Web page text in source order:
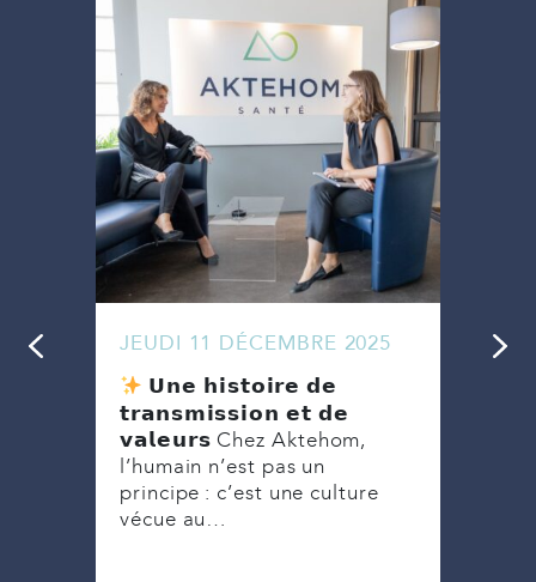
JEUDI 11 DÉCEMBRE 2025
𝗨𝗻𝗲 𝗵𝗶𝘀𝘁𝗼𝗶𝗿𝗲 𝗱𝗲
𝘁𝗿𝗮𝗻𝘀𝗺𝗶𝘀𝘀𝗶𝗼𝗻 𝗲𝘁 𝗱𝗲
𝘃𝗮𝗹𝗲𝘂𝗿𝘀 Chez Aktehom,
l’humain n’est pas un
principe : c’est une culture
vécue au…